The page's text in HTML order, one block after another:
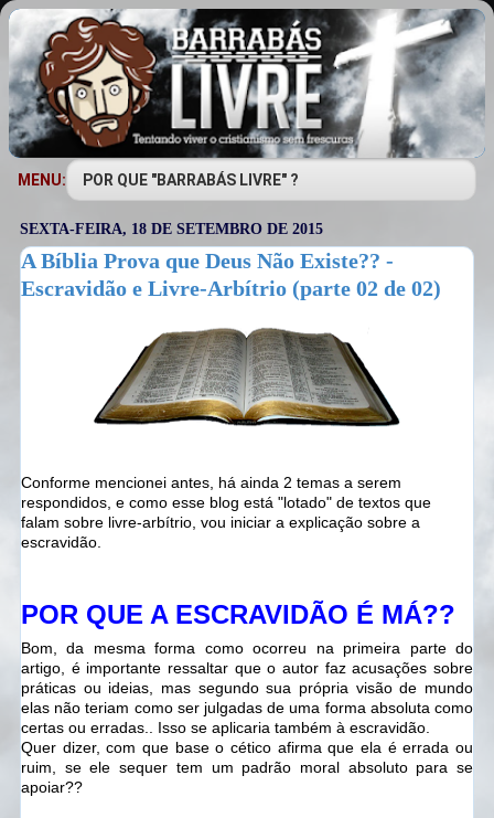
MENU:
SEXTA-FEIRA, 18 DE SETEMBRO DE 2015
A Bíblia Prova que Deus Não Existe?? -
Escravidão e Livre-Arbítrio (parte 02 de 02)
Conforme mencionei antes, há ainda 2 temas a serem
respondidos, e como esse blog está "lotado" de textos que
falam sobre livre-arbítrio, vou iniciar a explicação sobre a
escravidão.
POR QUE A ESCRAVIDÃO É MÁ??
Bom, da mesma forma como ocorreu na primeira parte do
artigo, é importante ressaltar que o autor faz acusações sobre
práticas ou ideias, mas segundo sua própria visão de mundo
elas não teriam como ser julgadas de uma forma absoluta como
certas ou erradas.. Isso se aplicaria também à escravidão.
Quer dizer, com que base o cético afirma que ela é errada ou
ruim, se ele sequer tem um padrão moral absoluto para se
apoiar??